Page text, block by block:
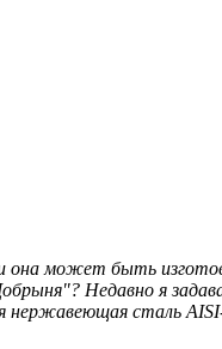
она может быть
Недавно я
нержавеющая сталь